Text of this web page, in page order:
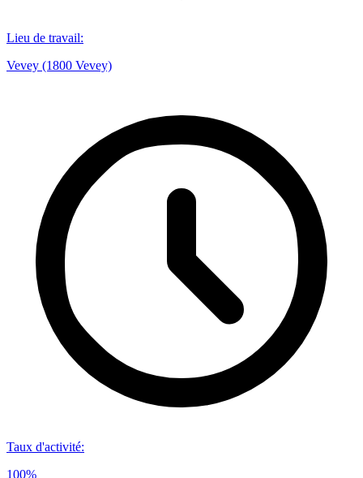
Lieu de travail:
Vevey (1800 Vevey)
Taux d'activité:
100%